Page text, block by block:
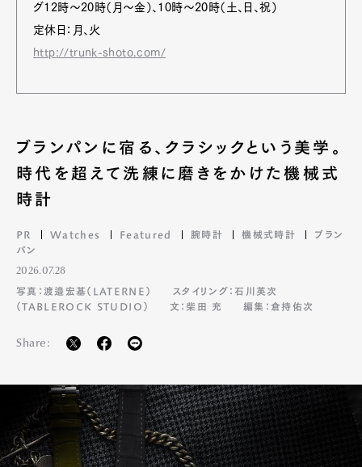
グ12時～20時（月～金）、10時～20時（土、日、祝）
定休日：月、火
http://trunk-shoto.com/
ブランパンに宿る、クラシックという美学。
時代を超えて洗練に磨きをかけた機械式
時計
PR Watches Featured 腕時計 機械式時計
ブラン
パン
2026.07.28
写真：渡邉宏基（LATERNE）
スタイリング：石川英次
（TABLEROCK STUDIO）
文：柴田 充 編集：倉持佑次
Share: